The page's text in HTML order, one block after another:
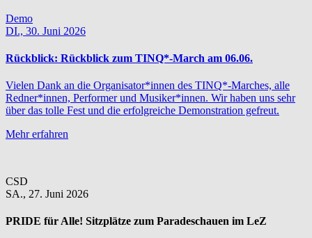
Demo
DI., 30. Juni 2026
Rückblick: Rückblick zum TINQ*-March am 06.06.
Vielen Dank an die Organisator*innen des TINQ*-Marches, alle
Redner*innen, Performer und Musiker*innen. Wir haben uns sehr
über das tolle Fest und die erfolgreiche Demonstration gefreut.
Mehr erfahren
CSD
SA., 27. Juni 2026
PRIDE für Alle! Sitzplätze zum Paradeschauen im LeZ